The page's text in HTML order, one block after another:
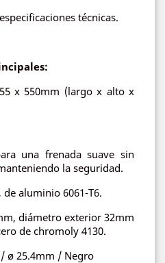
técnicas.
x 550mm (largo x alto x
frenada suave sin
la seguridad.
aluminio 6061-T6.
diámetro exterior 32mm
de chromoly 4130.
25.4mm / Negro